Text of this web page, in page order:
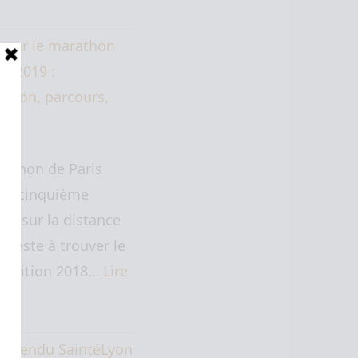
sur le marathon
2019 :
parcours,
de Paris
cinquième
sur la distance
(reste à trouver le
2018… Lire
rendu SaintéLyon